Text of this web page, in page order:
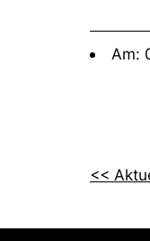
Am:
<<